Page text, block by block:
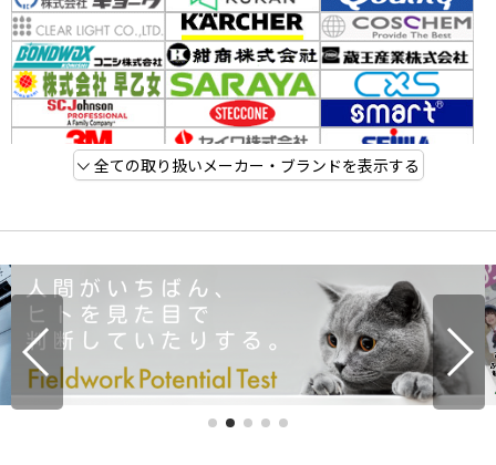
全ての取り扱いメーカー・ブランドを表示する